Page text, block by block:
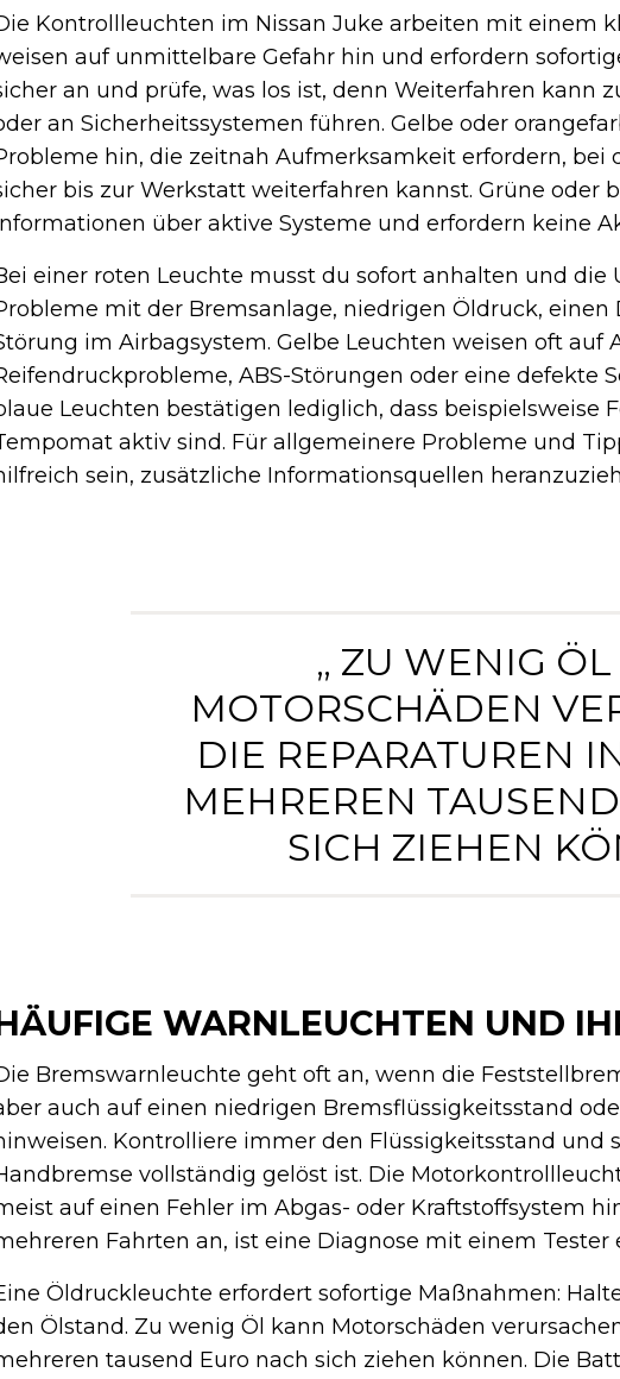
Kontrollleuchten im Nissan Juke arbeiten mit einem
auf unmittelbare Gefahr hin und erfordern
an und prüfe, was los ist, denn Weiterfahren kann
an Sicherheitssystemen führen. Gelbe oder
hin, die zeitnah Aufmerksamkeit erfordern, bei
bis zur Werkstatt weiterfahren kannst. Grüne oder
über aktive Systeme und erfordern keine
einer roten Leuchte musst du sofort anhalten und die
mit der Bremsanlage, niedrigen Öldruck,
im Airbagsystem. Gelbe Leuchten weisen oft auf
ABS-Störungen oder eine defekte
Leuchten bestätigen lediglich, dass beispielsweise
aktiv sind. Für allgemeinere Probleme und
sein, zusätzliche Informationsquellen
„ ZU WENIG
MOTORSCHÄDEN
DIE REPARATUREN
MEHREREN
SICH ZIEHEN
WARNLEUCHTEN UND
Bremswarnleuchte geht oft an, wenn die
auch auf einen niedrigen Bremsflüssigkeitsstand
Kontrolliere immer den Flüssigkeitsstand und
vollständig gelöst ist. Die
auf einen Fehler im Abgas- oder Kraftstoffsystem
Fahrten an, ist eine Diagnose mit einem Tester
Öldruckleuchte erfordert sofortige Maßnahmen:
Ölstand. Zu wenig Öl kann Motorschäden
tausend Euro nach sich ziehen können. Die